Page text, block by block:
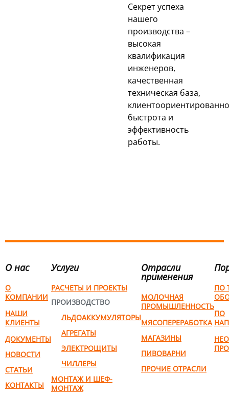
Секрет успеха
нашего
производства –
высокая
квалификация
инженеров,
качественная
техническая база,
быстрота и
эффективность
работы.
О нас
О
КОМПАНИИ
НАШИ
КЛИЕНТЫ
ДОКУМЕНТЫ
НОВОСТИ
СТАТЬИ
КОНТАКТЫ
Услуги
РАСЧЕТЫ И ПРОЕКТЫ
ПРОИЗВОДСТВО
ЛЬДОАККУМУЛЯТОРЫ
АГРЕГАТЫ
ЭЛЕКТРОЩИТЫ
ЧИЛЛЕРЫ
МОНТАЖ И ШЕФ-
МОНТАЖ
Отрасли
применения
МОЛОЧНАЯ
ПРОМЫШЛЕННОСТЬ
МЯСОПЕРЕРАБОТКА
МАГАЗИНЫ
ПИВОВАРНИ
ПРОЧИЕ ОТРАСЛИ
ПО
ПО